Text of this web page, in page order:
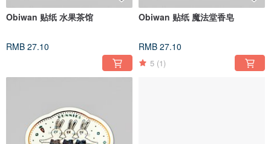
Obiwan 贴纸 水果茶馆
RMB 27.10
Obiwan 贴纸 魔法堂香皂
RMB 27.10
5 (1)